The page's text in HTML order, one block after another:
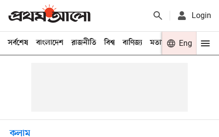
Login
সর্বশেষ বাংলাদেশ রাজনীতি বিশ্ব বাণিজ্য মতামত খেলা
Eng
কলাম